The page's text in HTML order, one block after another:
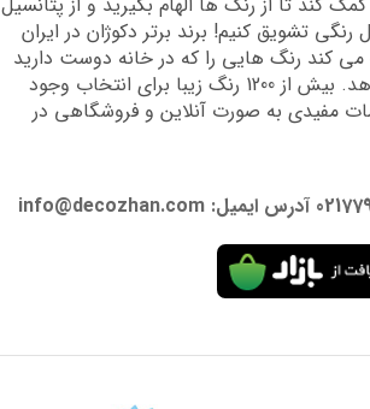
تشویق کنیم! برند برتر دکوژان در ایران
کند رنگ هایی را که در خانه دوست دارید
پیدا کنید و دانش تخصصی لازم را برای دستیابی به نتایج عالی به شما می دهد. بیش از 1200 رنگ زیبا برای انتخاب وجود
مفیدی به صورت آنلاین و فروشگاهی در